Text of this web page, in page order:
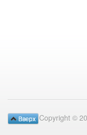
Вверх Copyright ©